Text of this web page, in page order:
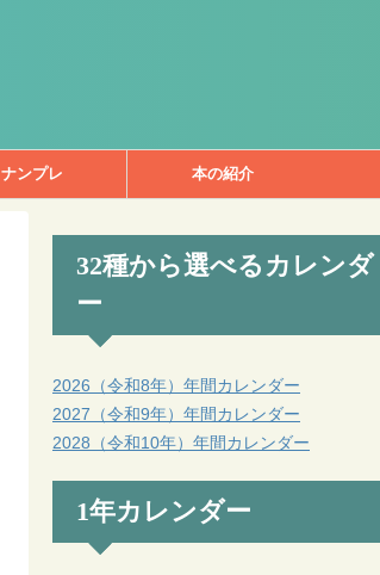
ナンプレ 本の紹介
32種から選べるカレンダ
ー
2026（令和8年）年間カレンダー
2027（令和9年）年間カレンダー
2028（令和10年）年間カレンダー
1年カレンダー